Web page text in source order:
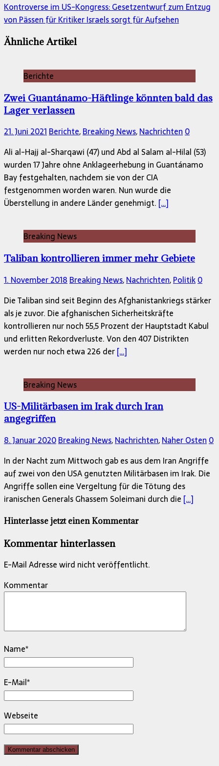
Kontroverse im US-Kongress: Gesetzentwurf zum Entzug
von Pässen für Kritiker Israels sorgt für Aufsehen
Ähnliche Artikel
Berichte
Zwei Guantánamo-Häftlinge könnten bald das
Lager verlassen
21. Juni 2021Berichte,Breaking News,Nachrichten0
Ali al-Hajj al-Sharqawi (47) und Abd al Salam al-Hilal (53)
wurden 17 Jahre ohne Anklageerhebung in Guantánamo
Bay festgehalten, nachdem sie von der CIA
festgenommen worden waren. Nun wurde die
Überstellung in andere Länder genehmigt. […]
Breaking News
Taliban kontrollieren immer mehr Gebiete
1. November 2018 Breaking News,Nachrichten,Politik0
Die Taliban sind seit Beginn des Afghanistankriegs stärker
als je zuvor. Die afghanischen Sicherheitskräfte
kontrollieren nur noch 55,5 Prozent der Hauptstadt Kabul
und erlitten Rekordverluste. Von den 407 Distrikten
werden nur noch etwa 226 der[…]
Breaking News
US-Militärbasen im Irak durch Iran
angegriffen
8. Januar 2020Breaking News,Nachrichten,Naher Osten 0
In der Nacht zum Mittwoch gab es aus dem Iran Angriffe
auf zwei von den USA genutzten Militärbasen im Irak. Die
Angriffe sollen eine Vergeltung für die Tötung des
iranischen Generals Ghassem Soleimani durch die […]
Hinterlasse jetzt einen Kommentar
Kommentar hinterlassen
E-Mail Adresse wird nicht veröffentlicht.
Kommentar
Name*
E-Mail*
Webseite